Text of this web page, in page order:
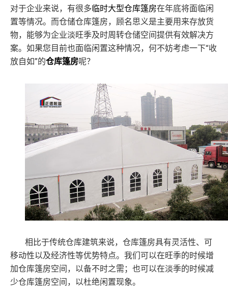
对于企业来说，有很多 临时大型仓库篷房在年底将面临闲
置等情况。而仓储仓库篷房，顾名思义是主要用来存放货
物，能够为企业淡旺季及时周转仓储空间提供有效解决方
案。如果您目前也面临闲置这种情况，何不妨考虑一下“收
放自如”的仓库篷房呢？
相比于传统仓库建筑来说，仓库篷房具有灵活性、可
移动性以及经济性等优势特点。我们可以在旺季的时候增
加仓库篷房空间，以备不时之需；也可以在淡季的时候减
少仓库篷房空间，以杜绝闲置现象。